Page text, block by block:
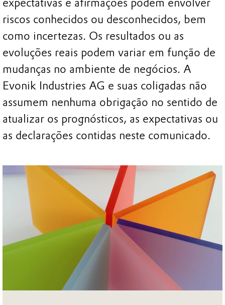
expectativas e afirmações podem envolver
riscos conhecidos ou desconhecidos, bem
como incertezas. Os resultados ou as
evoluções reais podem variar em função de
mudanças no ambiente de negócios. A
Evonik Industries AG e suas coligadas não
assumem nenhuma obrigação no sentido de
atualizar os prognósticos, as expectativas ou
as declarações contidas neste comunicado.